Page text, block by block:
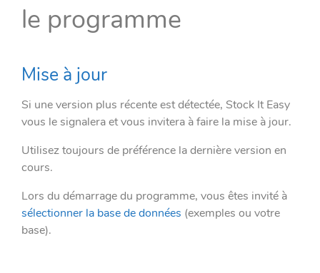
le programme
Mise à jour
Si une version plus récente est détectée, Stock It Easy
vous le signalera et vous invitera à faire la mise à jour.
Utilisez toujours de préférence la dernière version en
cours.
Lors du démarrage du programme, vous êtes invité à
sélectionner la base de données (exemples ou votre
base).